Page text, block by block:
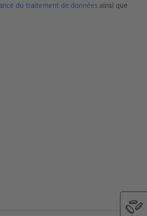
du traitement de données ainsi que